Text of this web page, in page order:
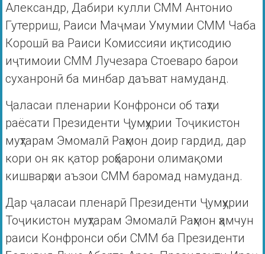
Александр, Дабири кулли СММ Антонио
Гутерриш, Раиси Маҷмаи Умумии СММ Чаба
Корошӣ ва Раиси Комиссияи иқтисодию
иҷтимоии СММ Лучезара Стоеваро барои
суханронӣ ба минбар даъват намуданд.
Ҷаласаи пленарии Конфронси об таҳти
раёсати Президенти Ҷумҳурии Тоҷикистон
муҳтарам Эмомалӣ Раҳмон доир гардид, дар
кори он як қатор роҳбарони олимақоми
кишварҳои аъзои СММ баромад намуданд.
Дар ҷаласаи пленарӣ Президенти Ҷумҳурии
Тоҷикистон муҳтарам Эмомалӣ Раҳмон ҳамчун
раиси Конфронси оби СММ ба Президенти